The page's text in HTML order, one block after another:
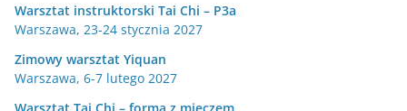
Warsztat instruktorski Tai Chi – P3a
Warszawa, 23-24 stycznia 2027
Zimowy warsztat Yiquan
Warszawa, 6-7 lutego 2027
Warsztat Tai Chi – forma z mieczem